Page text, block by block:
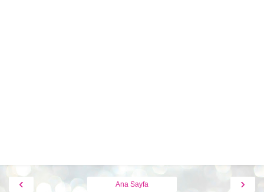
‹ ›
Ana Sayfa